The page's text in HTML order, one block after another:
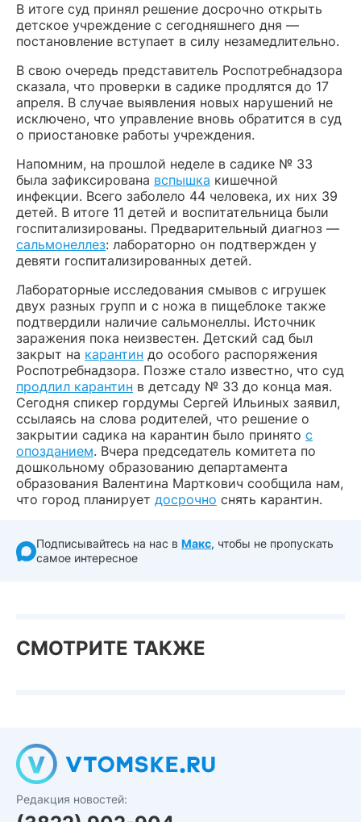
В итоге суд принял решение досрочно открыть
детское учреждение с сегодняшнего дня —
постановление вступает в силу незамедлительно.
В свою очередь представитель Роспотребнадзора
сказала, что проверки в садике продлятся до 17
апреля. В случае выявления новых нарушений не
исключено, что управление вновь обратится в суд
о приостановке работы учреждения.
Напомним, на прошлой неделе в садике № 33
была зафиксирована вспышка кишечной
инфекции. Всего заболело 44 человека, их них 39
детей. В итоге 11 детей и воспитательница были
госпитализированы. Предварительный диагноз —
сальмонеллез: лабораторно он подтвержден у
девяти госпитализированных детей.
Лабораторные исследования смывов с игрушек
двух разных групп и с ножа в пищеблоке также
подтвердили наличие сальмонеллы. Источник
заражения пока неизвестен. Детский сад был
закрыт на карантин до особого распоряжения
Роспотребнадзора. Позже стало известно, что суд
продлил карантин в детсаду № 33 до конца мая.
Сегодня спикер гордумы Сергей Ильиных заявил,
ссылаясь на слова родителей, что решение о
закрытии садика на карантин было принято с
опозданием. Вчера председатель комитета по
дошкольному образованию департамента
образования Валентина Марткович сообщила нам,
что город планирует досрочно снять карантин.
Подписывайтесь на нас в Макс, чтобы не пропускать
самое интересное
СМОТРИТЕ ТАКЖЕ
Редакция новостей: